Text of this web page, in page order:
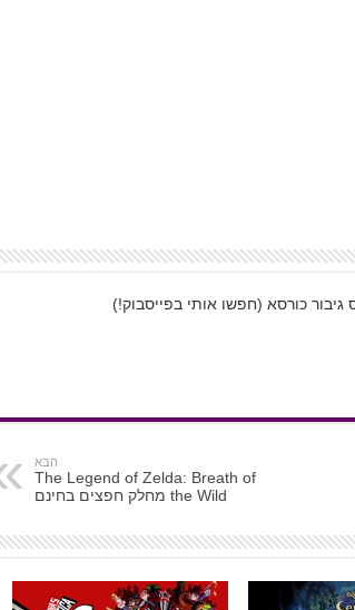
כורסא (חפשו אותי בפייסבוק!)
הבא
The Legend of Zelda: Breath of
the Wild מחלק חפצים בחינם